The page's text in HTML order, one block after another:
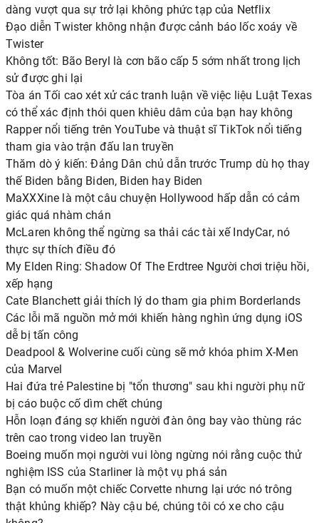
dàng vượt qua sự trở lại không phức tạp của Netflix
Đạo diễn Twister không nhận được cảnh báo lốc xoáy về
Twister
Không tốt: Bão Beryl là cơn bão cấp 5 sớm nhất trong lịch
sử được ghi lại
Tòa án Tối cao xét xử các tranh luận về việc liệu Luật Texas
có thể xác định thói quen khiêu dâm của bạn hay không
Rapper nổi tiếng trên YouTube và thuật sĩ TikTok nổi tiếng
tham gia vào trận đấu lan truyền
Thăm dò ý kiến: Đảng Dân chủ dẫn trước Trump dù họ thay
thế Biden bằng Biden, Biden hay Biden
MaXXXine là một câu chuyện Hollywood hấp dẫn có cảm
giác quá nhàm chán
McLaren không thể ngừng sa thải các tài xế IndyCar, nó
thực sự thích điều đó
My Elden Ring: Shadow Of The Erdtree Người chơi triệu hồi,
xếp hạng
Cate Blanchett giải thích lý do tham gia phim Borderlands
Các lỗi mã nguồn mở mới khiến hàng nghìn ứng dụng iOS
dễ bị tấn công
Deadpool & Wolverine cuối cùng sẽ mở khóa phim X-Men
của Marvel
Hai đứa trẻ Palestine bị "tổn thương" sau khi người phụ nữ
bị cáo buộc cố dìm chết chúng
Hỗn loạn đáng sợ khiến người đàn ông bay vào thùng rác
trên cao trong video lan truyền
Boeing muốn mọi người vui lòng ngừng nói rằng cuộc thử
nghiệm ISS của Starliner là một vụ phá sản
Bạn có muốn một chiếc Corvette nhưng lại ước nó trông
thật khủng khiếp? Này cậu bé, chúng tôi có xe cho cậu